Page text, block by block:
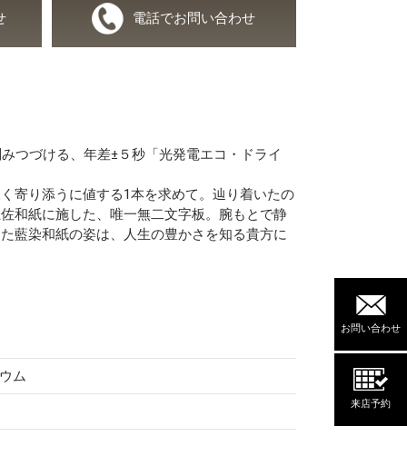
お問い合わせ
来店予約
電話でお問い合わせ
つづける、年差±５秒「光発電エコ・ドライ
寄り添うに値する1本を求めて。辿り着いたの
和紙に施した、唯一無二文字板。腕もとで静
藍染和紙の姿は、人生の豊かさを知る貴方に
ム